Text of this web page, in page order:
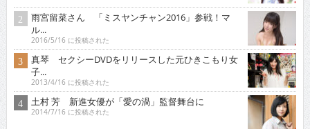
雨宮留菜さん 「ミスヤンチャン2016」参戦！マ
ル...
2016/5/16 に投稿された
真琴 セクシーDVDをリリースした元ひきこもり女
子...
2013/4/16 に投稿された
土村 芳 新進女優が「愛の渦」監督舞台に
2014/7/16 に投稿された